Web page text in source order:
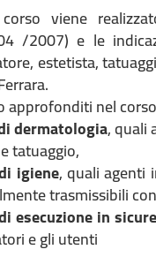
viene
/2007) e le
estetista,
approfonditi nel
dermatologia, quali
tatuaggio,
igiene, quali agenti
trasmissibili
esecuzione in
e gli utenti